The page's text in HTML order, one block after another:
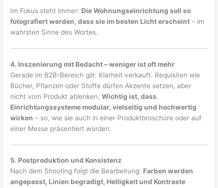
Im Fokus steht immer: Die Wohnungseinrichtung soll so
fotografiert werden, dass sie im besten Licht erscheint – im
wahrsten Sinne des Wortes.
4. Inszenierung mit Bedacht – weniger ist oft mehr
Gerade im B2B-Bereich gilt: Klarheit verkauft. Requisiten wie
Bücher, Pflanzen oder Stoffe dürfen Akzente setzen, aber
nicht vom Produkt ablenken.Wichtig ist, dass
Einrichtungssysteme modular, vielseitig und hochwertig
wirken – so, wie sie auch in einer Produktbroschüre oder auf
einer Messe präsentiert würden.
5. Postproduktion und Konsistenz
Nach dem Shooting folgt die Bearbeitung: Farben werden
angepasst, Linien begradigt, Helligkeit und Kontraste